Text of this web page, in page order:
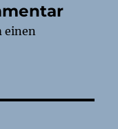
einen